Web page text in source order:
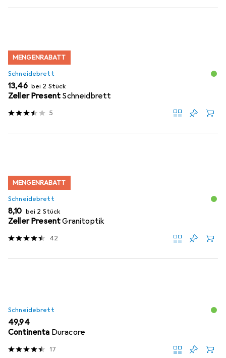
MENGENRABATT
Schneidebrett
EUR
13,46 bei 2 Stück
Zeller Present Schneidbrett
5
MENGENRABATT
Schneidebrett
EUR
8,10 bei 2 Stück
Zeller PresentGranitoptik
42
Schneidebrett
EUR
49,94
Continenta Duracore
17